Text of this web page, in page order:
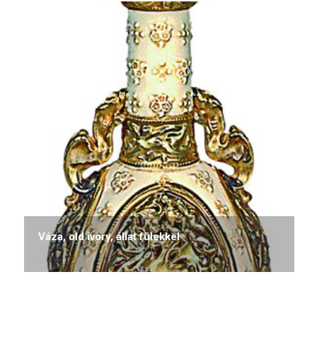
Váza, old ivory, állat fülekkel